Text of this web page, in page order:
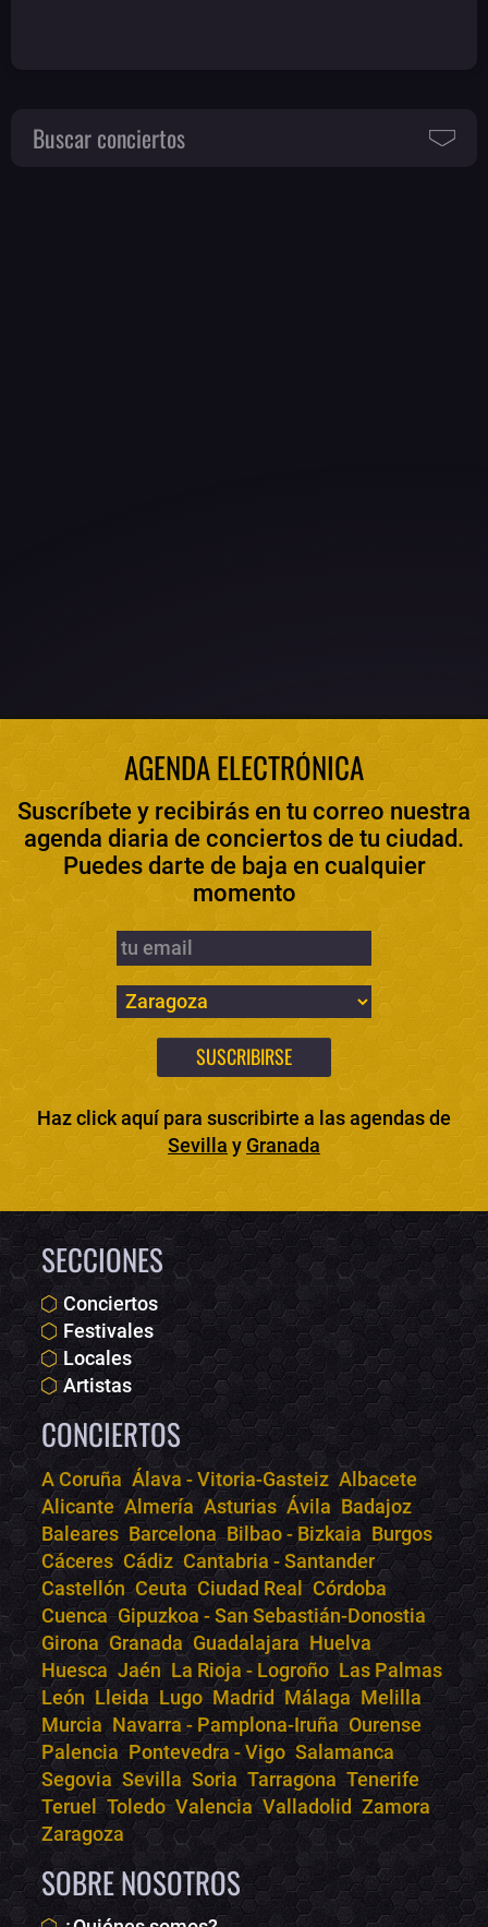
Buscar conciertos
AGENDA ELECTRÓNICA
Suscríbete y recibirás en tu correo nuestra
agenda diaria de conciertos de tu ciudad.
Puedes darte de baja en cualquier
momento
Haz click aquí para suscribirte a las agendas de
Sevilla y Granada
SECCIONES
Conciertos
Festivales
Locales
Artistas
CONCIERTOS
A Coruña Álava - Vitoria-Gasteiz Albacete
Alicante Almería Asturias Ávila Badajoz
Baleares Barcelona Bilbao - Bizkaia Burgos
Cáceres Cádiz Cantabria - Santander
Castellón Ceuta Ciudad Real Córdoba
Cuenca Gipuzkoa - San Sebastián-Donostia
Girona Granada Guadalajara Huelva
Huesca Jaén La Rioja - Logroño Las Palmas
León Lleida Lugo Madrid Málaga Melilla
Murcia Navarra - Pamplona-Iruña Ourense
Palencia Pontevedra - Vigo Salamanca
Segovia Sevilla Soria Tarragona Tenerife
Teruel Toledo Valencia Valladolid Zamora
Zaragoza
SOBRE NOSOTROS
Bololoco · conciertos.club
Online · Te ayudo a encontrar conciertos